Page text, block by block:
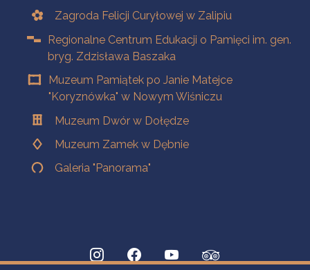
Zagroda Felicji Curyłowej w Zalipiu
Regionalne Centrum Edukacji o Pamięci im. gen.
bryg. Zdzisława Baszaka
Muzeum Pamiątek po Janie Matejce
"Koryznówka" w Nowym Wiśniczu
Muzeum Dwór w Dołędze
Muzeum Zamek w Dębnie
Galeria "Panorama"